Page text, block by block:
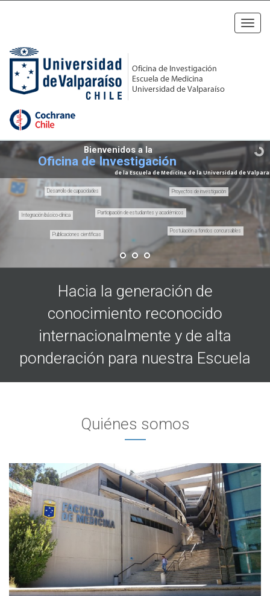
Oficina de Investigación
Bienvenidos a la
de la Escuela de Medicina de la Universidad de
Proyectos de investigación
Publicaciones científicas
Integración básico-clínica Participación de estudiantes y académicos
Postulación a fondos concursables
Desarrollo de capacidades
Hacia la generación de
conocimiento reconocido
internacionalmente y de alta
ponderación para nuestra Escuela
Quiénes somos